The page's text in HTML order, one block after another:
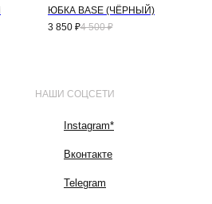
ЮБКА BASE (ЧЁРНЫЙ)
3 850 ₽4 500 ₽
НАШИ СОЦСЕТИ
Instagram*
Вконтакте
Telegram